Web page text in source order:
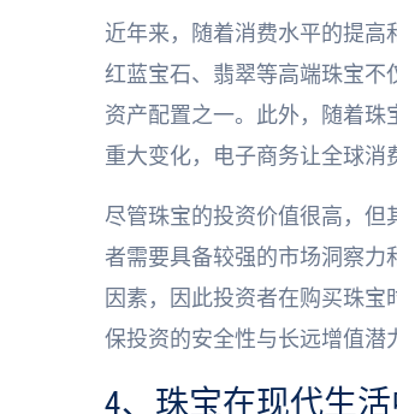
近年来，随着消费水平的提高
红蓝宝石、翡翠等高端珠宝不
资产配置之一。此外，随着
重大变化，电子商务让全球消
尽管珠宝的投资价值很高，但
者需要具备较强的市场洞察力
因素，因此投资者在购买珠
保投资的安全性与长远增值潜
4、珠宝在现代生